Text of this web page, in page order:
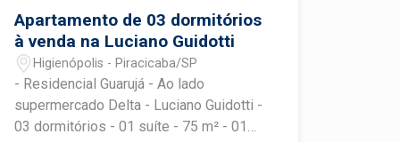
Apartamento de 03 dormitórios
à venda na Luciano Guidotti
Higienópolis - Piracicaba/SP
- Residencial Guarujá - Ao lado
supermercado Delta - Luciano Guidotti -
03 dormitórios - 01 suíte - 75 m² - 01